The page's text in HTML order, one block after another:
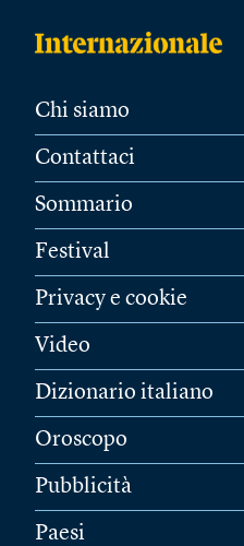
Chi siamo
Contattaci
Sommario
Festival
Privacy e cookie
Video
Dizionario italiano
Oroscopo
Pubblicità
Paesi